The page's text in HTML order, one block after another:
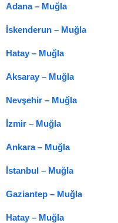
Adana – Muğla
İskenderun – Muğla
Hatay – Muğla
Aksaray – Muğla
Nevşehir – Muğla
İzmir – Muğla
Ankara – Muğla
İstanbul – Muğla
Gaziantep – Muğla
Hatay – Muğla